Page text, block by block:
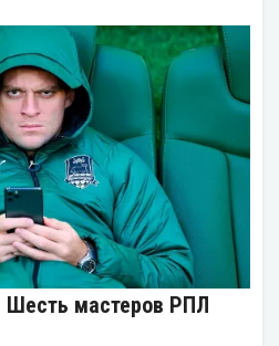
Шесть мастеров РПЛ